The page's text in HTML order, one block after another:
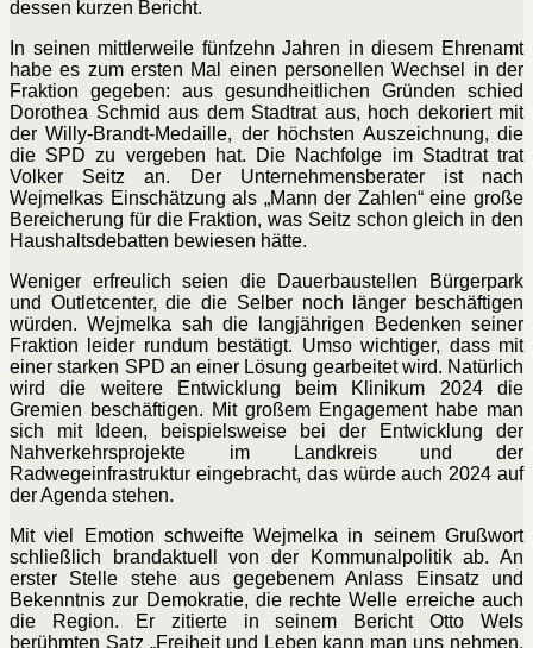
dessen kurzen Bericht.
In seinen mittlerweile fünfzehn Jahren in diesem Ehrenamt
habe es zum ersten Mal einen personellen Wechsel in der
Fraktion gegeben: aus gesundheitlichen Gründen schied
Dorothea Schmid aus dem Stadtrat aus, hoch dekoriert mit
der Willy-Brandt-Medaille, der höchsten Auszeichnung, die
die SPD zu vergeben hat. Die Nachfolge im Stadtrat trat
Volker Seitz an. Der Unternehmensberater ist nach
Wejmelkas Einschätzung als „Mann der Zahlen“ eine große
Bereicherung für die Fraktion, was Seitz schon gleich in den
Haushaltsdebatten bewiesen hätte.
Weniger erfreulich seien die Dauerbaustellen Bürgerpark
und Outletcenter, die die Selber noch länger beschäftigen
würden. Wejmelka sah die langjährigen Bedenken seiner
Fraktion leider rundum bestätigt. Umso wichtiger, dass mit
einer starken SPD an einer Lösung gearbeitet wird. Natürlich
wird die weitere Entwicklung beim Klinikum 2024 die
Gremien beschäftigen. Mit großem Engagement habe man
sich mit Ideen, beispielsweise bei der Entwicklung der
Nahverkehrsprojekte im Landkreis und der
Radwegeinfrastruktur eingebracht, das würde auch 2024 auf
der Agenda stehen.
Mit viel Emotion schweifte Wejmelka in seinem Grußwort
schließlich brandaktuell von der Kommunalpolitik ab. An
erster Stelle stehe aus gegebenem Anlass Einsatz und
Bekenntnis zur Demokratie, die rechte Welle erreiche auch
die Region. Er zitierte in seinem Bericht Otto Wels
berühmten Satz „Freiheit und Leben kann man uns nehmen,